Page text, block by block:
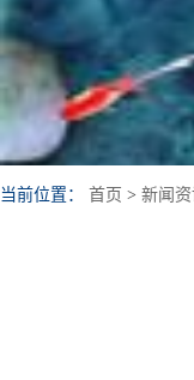
当前位置： 首页 > 新闻